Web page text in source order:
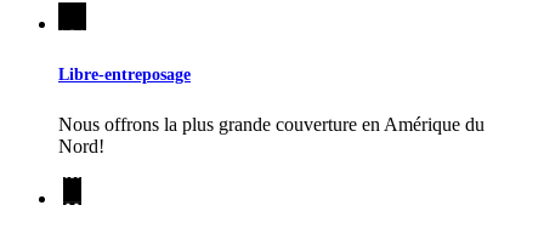
Libre-entreposage
Nous offrons la plus grande couverture en Amérique du
Nord!